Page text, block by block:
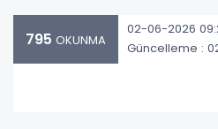
795 OKUNMA
02-06-2026
Güncelleme :